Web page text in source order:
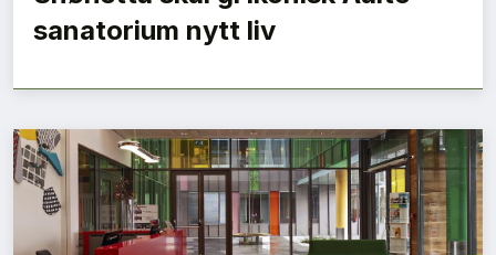
sanatorium nytt liv